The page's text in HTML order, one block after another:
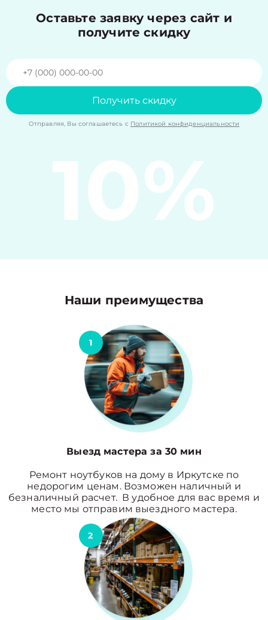
Оставьте заявку через сайт и
получите скидку
Получить скидку
Отправляя, Вы соглашаетесь с Политикой конфиденциальности
10%
Наши преимущества
1
Выезд мастера за 30 мин
Ремонт ноутбуков на дому в Иркутске по
недорогим ценам. Возможен наличный и
безналичный расчет. В удобное для вас время и
место мы отправим выездного мастера.
2